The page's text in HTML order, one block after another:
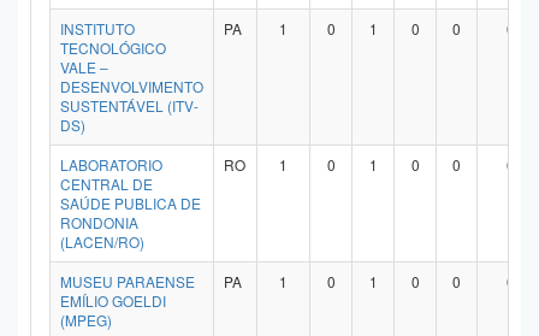
INSTITUTO
TECNOLÓGICO
VALE –
DESENVOLVIMENTO
SUSTENTÁVEL (ITV-
DS)
PA 1 0 1 0 0 0
LABORATORIO
CENTRAL DE
SAÚDE PUBLICA DE
RONDONIA
(LACEN/RO)
RO 1 0 1 0 0 0
MUSEU PARAENSE
EMÍLIO GOELDI
(MPEG)
PA 1 0 1 0 0 0